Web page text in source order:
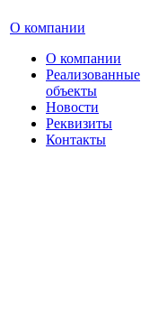
О компании
О компании
Реализованные
объекты
Новости
Реквизиты
Контакты